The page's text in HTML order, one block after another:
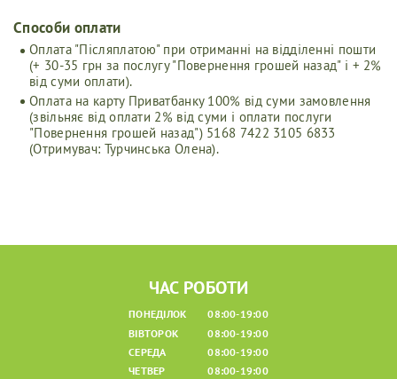
Способи оплати
Оплата "Післяплатою" при отриманні на відділенні пошти
(+ 30-35 грн за послугу "Повернення грошей назад" і + 2%
від суми оплати).
Оплата на карту Приватбанку 100% від суми замовлення
(звільняє від оплати 2% від суми і оплати послуги
"Повернення грошей назад") 5168 7422 3105 6833
(Отримувач: Турчинська Олена).
ЧАС РОБОТИ
ПОНЕДІЛОК
08:00-19:00
ВІВТОРОК
08:00-19:00
СЕРЕДА
08:00-19:00
ЧЕТВЕР
08:00-19:00